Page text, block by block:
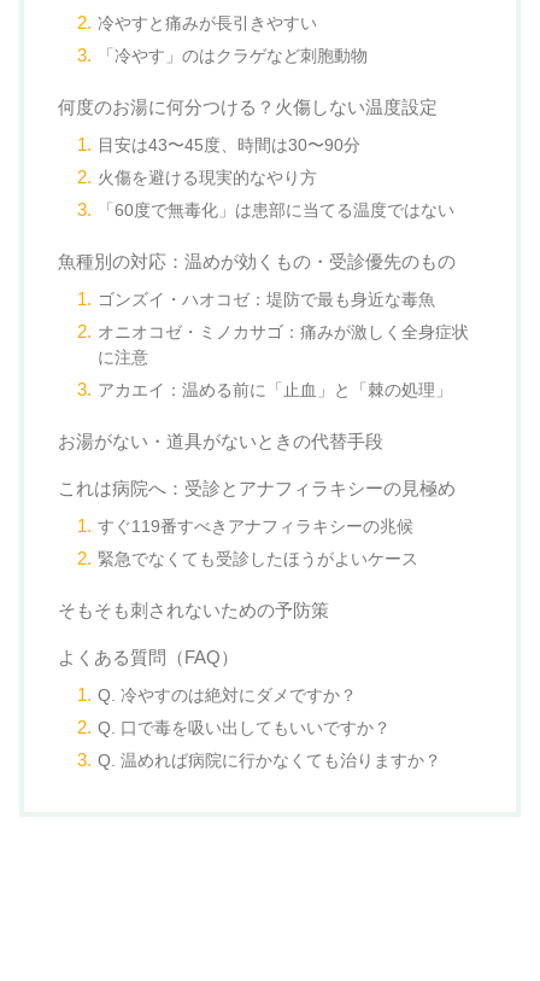
冷やすと痛みが長引きやすい
「冷やす」のはクラゲなど刺胞動物
何度のお湯に何分つける？火傷しない温度設定
目安は43〜45度、時間は30〜90分
火傷を避ける現実的なやり方
「60度で無毒化」は患部に当てる温度ではない
魚種別の対応：温めが効くもの・受診優先のもの
ゴンズイ・ハオコゼ：堤防で最も身近な毒魚
オニオコゼ・ミノカサゴ：痛みが激しく全身症状
に注意
アカエイ：温める前に「止血」と「棘の処理」
お湯がない・道具がないときの代替手段
これは病院へ：受診とアナフィラキシーの見極め
すぐ119番すべきアナフィラキシーの兆候
緊急でなくても受診したほうがよいケース
そもそも刺されないための予防策
よくある質問（FAQ）
Q. 冷やすのは絶対にダメですか？
Q. 口で毒を吸い出してもいいですか？
Q. 温めれば病院に行かなくても治りますか？